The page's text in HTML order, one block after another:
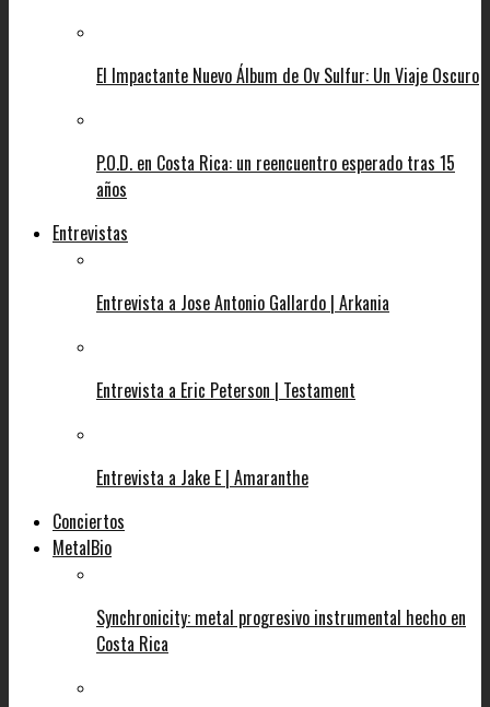
El Impactante Nuevo Álbum de Ov Sulfur: Un Viaje Oscuro
P.O.D. en Costa Rica: un reencuentro esperado tras 15
años
Entrevistas
Entrevista a Jose Antonio Gallardo | Arkania
Entrevista a Eric Peterson | Testament
Entrevista a Jake E | Amaranthe
Conciertos
MetalBio
Synchronicity: metal progresivo instrumental hecho en
Costa Rica